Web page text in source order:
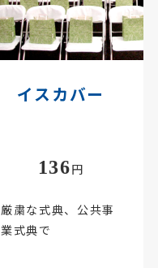
イスカバー
136円
厳粛な式典、公共事
業式典で